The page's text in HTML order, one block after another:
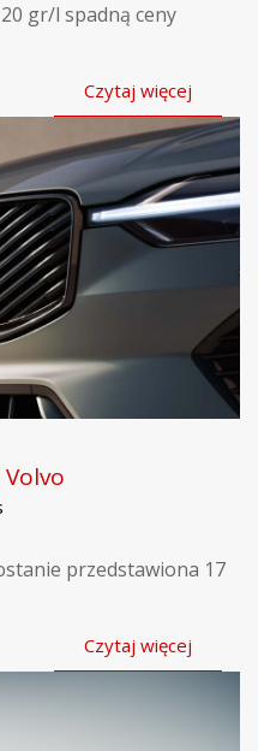
gr/l spadną ceny
Czytaj więcej
przedstawiona 17
Czytaj więcej